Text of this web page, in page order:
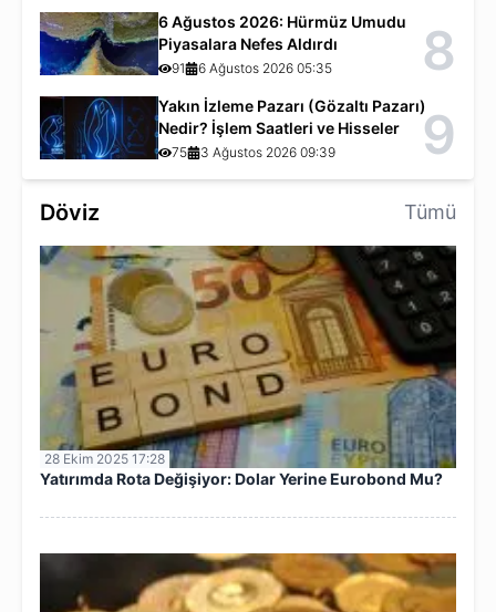
Döviz Tümü
28 Ekim 2025 17:28
Yatırımda Rota Değişiyor: Dolar Yerine Eurobond Mu?
6 Ağustos 2026: Hürmüz Umudu
Piyasalara Nefes Aldırdı
91 6 Ağustos 2026 05:35 8
Yakın İzleme Pazarı (Gözaltı Pazarı)
Nedir? İşlem Saatleri ve Hisseler
75 3 Ağustos 2026 09:39 9